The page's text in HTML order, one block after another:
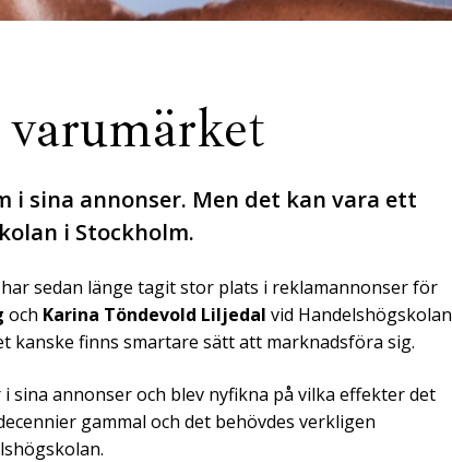
i sina annonser. Men det kan vara ett
i Stockholm.
sedan länge tagit stor plats i reklamannonser för
och Karina Töndevold Liljedal vid Handelshögskolan
kanske finns smartare sätt att marknadsföra sig.
annonser och blev nyfikna på vilka effekter det
gammal och det behövdes verkligen